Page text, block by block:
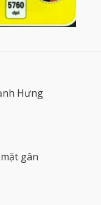
Hưng
gân